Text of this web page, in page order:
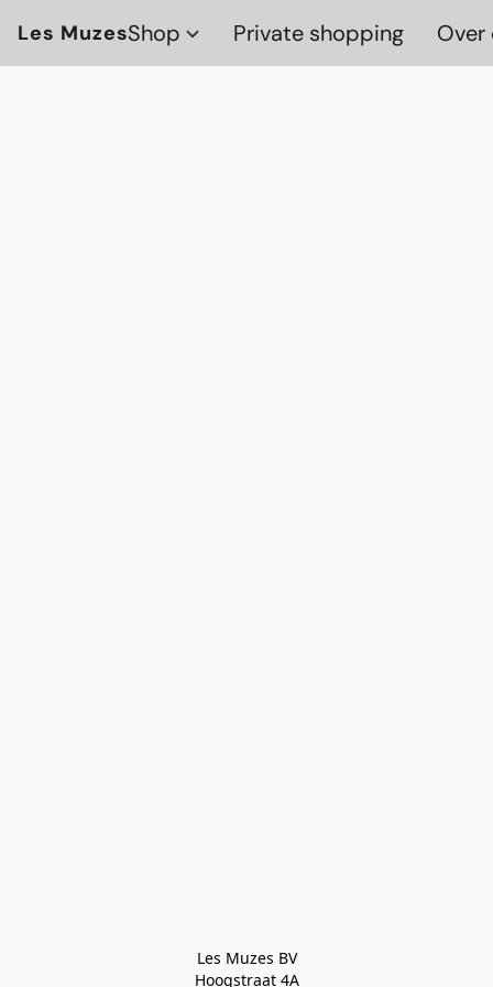
Les MuzesShop Private shopping Over
Les Muzes BV
Hoogstraat 4A